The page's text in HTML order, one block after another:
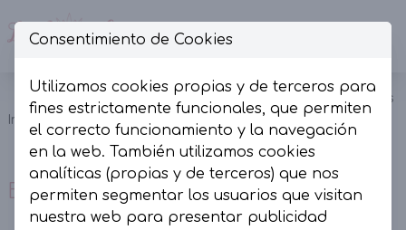
Inicio
Camisas
y blusas
Blusa Volantes
Ribete Azul
Claro
Blusa Volantes Ribete Azul Claro
Consentimiento de Cookies
Utilizamos cookies propias y de terceros para
fines estrictamente funcionales, que permiten
el correcto funcionamiento y la navegación
en la web. También utilizamos cookies
analíticas (propias y de terceros) que nos
permiten segmentar los usuarios que visitan
nuestra web para presentar publicidad